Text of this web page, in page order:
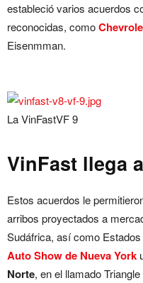
estableció varios acuerdos
reconocidas, como
Eisenmman.
La VinFastVF 9
VinFast llega
Estos acuerdos le
arribos proyectados a
Sudáfrica, así como
Auto Show de Nueva York
Norte, en el llamado